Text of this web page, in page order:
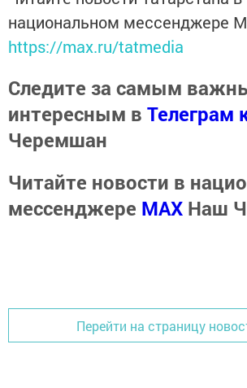
национальном мессенджере
https://max.ru/tatmedia
Следите за самым
интересным в Телеграм
Черемшан
Читайте новости в
мессенджере MАХ Наш
Перейти на страницу